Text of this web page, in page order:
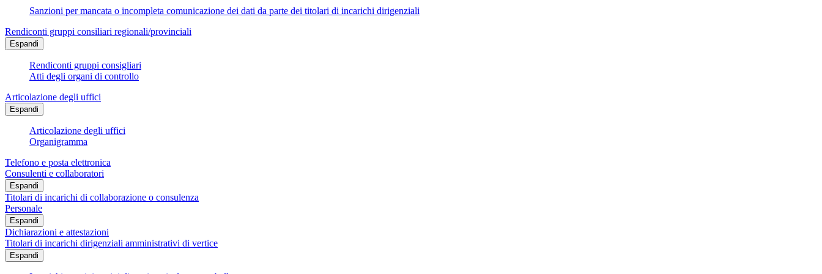
Sanzioni per mancata o incompleta comunicazione dei dati da parte dei titolari di incarichi dirigenziali
Rendiconti gruppi consiliari regionali/provinciali
Espandi
Rendiconti gruppi consigliari
Atti degli organi di controllo
Articolazione degli uffici
Espandi
Articolazione degli uffici
Organigramma
Telefono e posta elettronica
Consulenti e collaboratori
Espandi
Titolari di incarichi di collaborazione o consulenza
Personale
Espandi
Dichiarazioni e attestazioni
Titolari di incarichi dirigenziali amministrativi di vertice
Espandi